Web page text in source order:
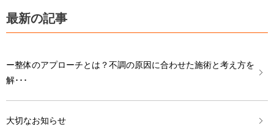
最新の記事
ー整体のアプローチとは？不調の原因に合わせた施術と考え方を
解･･･
大切なお知らせ